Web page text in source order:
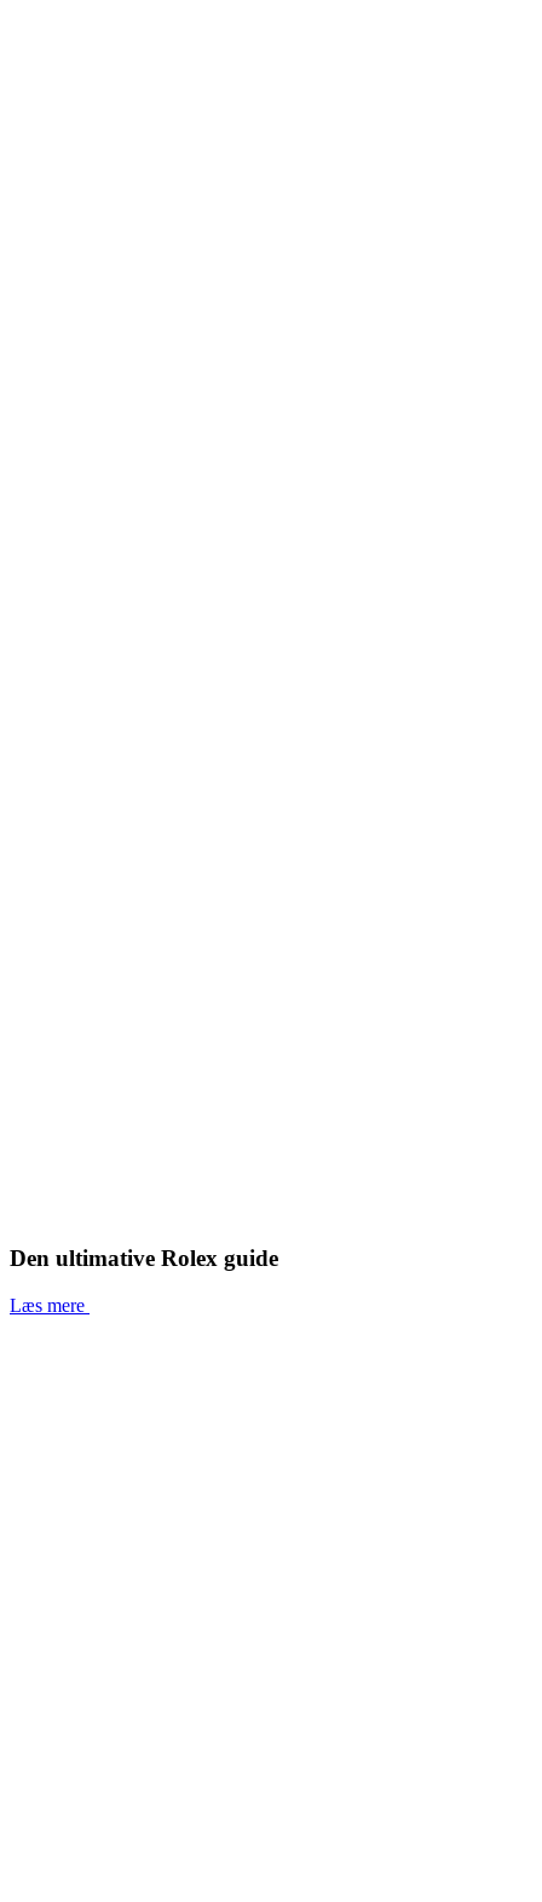
Den ultimative Rolex guide
Læs mere